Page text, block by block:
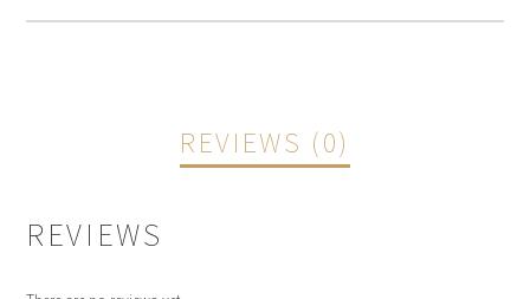
REVIEWS (0)
REVIEWS